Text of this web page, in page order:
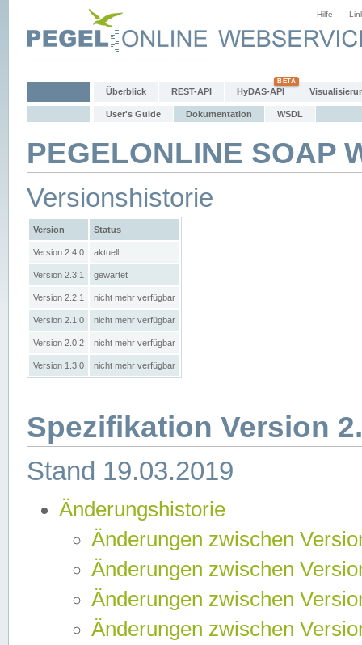
Hilfe
Überblick REST-API HyDAS-API
User's Guide Dokumentation WSDL
PEGELONLINE SOAP
Versionshistorie
Version Status
Version 2.4.0 aktuell
Version 2.3.1 gewartet
Version 2.2.1 nicht mehr verfügbar
Version 2.1.0 nicht mehr verfügbar
Version 2.0.2 nicht mehr verfügbar
Version 1.3.0 nicht mehr verfügbar
Spezifikation Version
Stand 19.03.2019
Änderungshistorie
Änderungen zwischen
Änderungen zwischen
Änderungen zwischen
Änderungen zwischen